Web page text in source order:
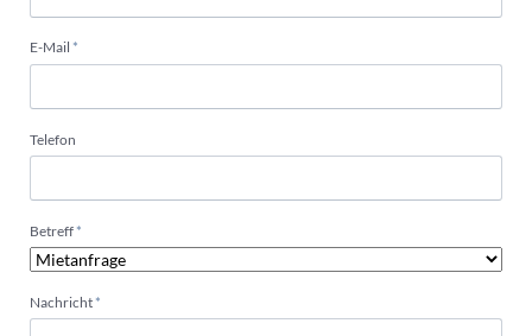
Pflichtfeld
E-Mail *
Telefon
Pflichtfeld
Betreff *
Pflichtfeld
Nachricht *